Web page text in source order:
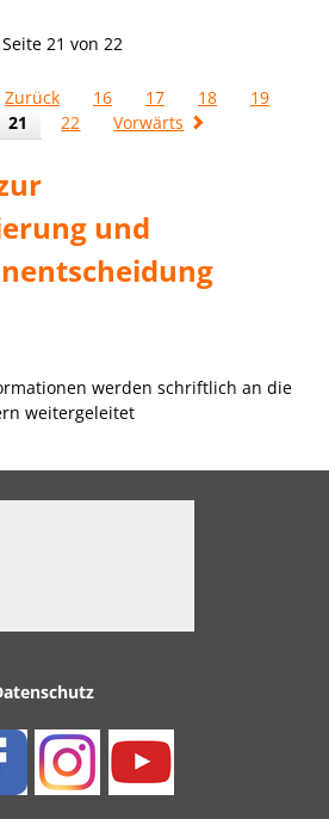
Seite 21 von 22
Zurück 16 17 18
19
21 22 Vorwärts
und
werden schriftlich an die
weitergeleitet